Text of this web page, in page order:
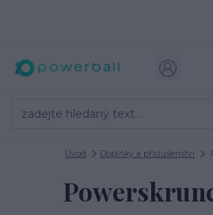
Úvod Doplňky a příslušenství